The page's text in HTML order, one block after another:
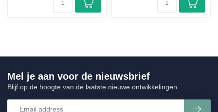
Mel je aan voor de nieuwsbrief
Blijf op de hoogte van de laatste nieuwe ontwikkelingen